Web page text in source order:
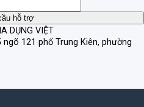
DỤNG VIỆT
121 phố Trung Kiên, phường